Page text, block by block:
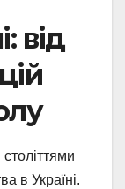
від
в Україні.